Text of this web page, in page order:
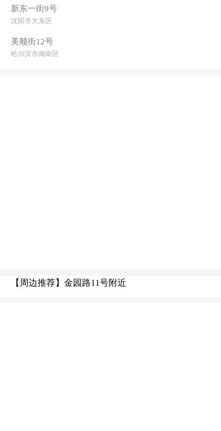
新东一街9号
沈阳市大东区
美顺街12号
哈尔滨市南岗区
【周边推荐】金园路11号附近